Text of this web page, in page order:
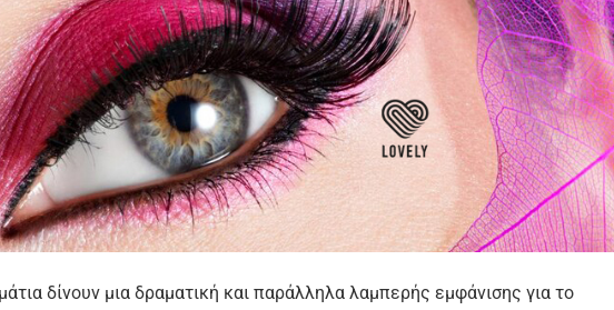
δίνουν μια δραματική και παράλληλα λαμπερής εμφάνισης για το